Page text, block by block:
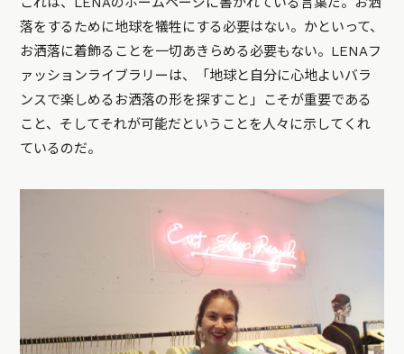
落をするために地球を犠牲にする必要はない。かといって、
お洒落に着飾ることを一切あきらめる必要もない。LENAフ
ァッションライブラリーは、「地球と自分に心地よいバラ
ンスで楽しめるお洒落の形を探すこと」こそが重要である
こと、そしてそれが可能だということを人々に示してくれ
ているのだ。